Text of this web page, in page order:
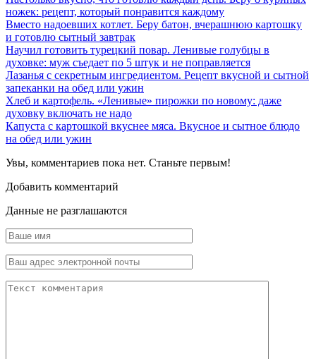
ножек: рецепт, который понравится каждому
Вместо надоевших котлет. Беру батон, вчерашнюю картошку
и готовлю сытный завтрак
Научил готовить турецкий повар. Ленивые голубцы в
духовке: муж съедает по 5 штук и не поправляется
Лазанья с секретным ингредиентом. Рецепт вкусной и сытной
запеканки на обед или ужин
Хлеб и картофель. «Ленивые» пирожки по новому: даже
духовку включать не надо
Капуста с картошкой вкуснее мяса. Вкусное и сытное блюдо
на обед или ужин
Увы, комментариев пока нет. Станьте первым!
Добавить комментарий
Данные не разглашаются